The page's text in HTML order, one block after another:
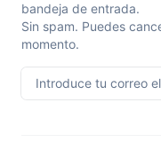
bandeja de entrada.
Sin spam. Puedes
momento.
Introduce tu correo